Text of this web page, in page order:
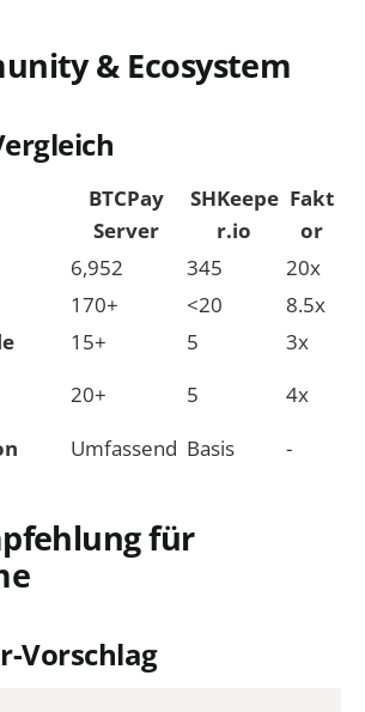
& Ecosystem
BTCPay
Server
SHKeepe
r.io
Fakt
or
6,952 345
20x
170+ <20
8.5x
15+ 5
3x
20+ 5
4x
Umfassend Basis -
für
Vorschlag